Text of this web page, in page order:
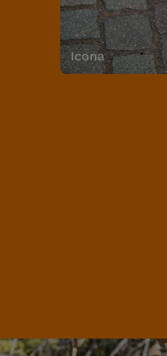
Icona